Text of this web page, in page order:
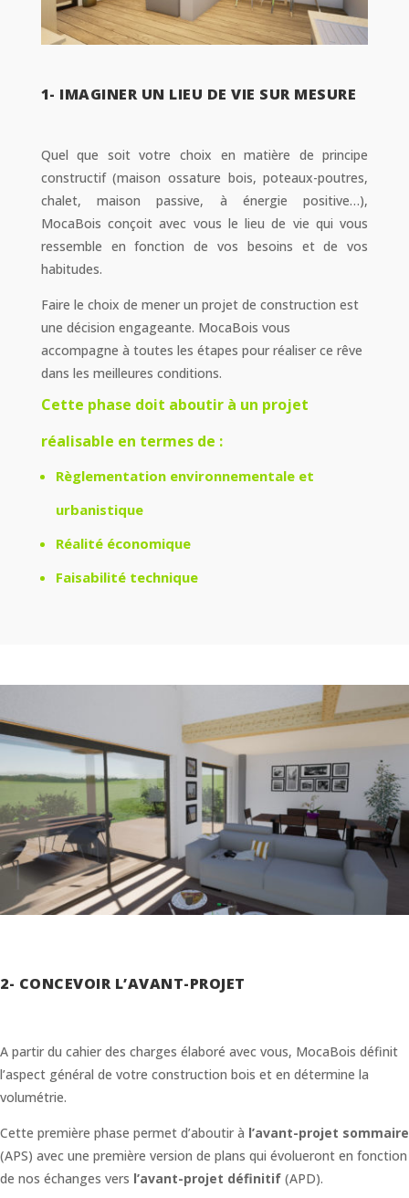
1- IMAGINER UN LIEU DE VIE SUR MESURE
Quel que soit votre choix en matière de principe
constructif (maison ossature bois, poteaux-poutres,
chalet, maison passive, à énergie positive…),
MocaBois conçoit avec vous le lieu de vie qui vous
ressemble en fonction de vos besoins et de vos
habitudes.
Faire le choix de mener un projet de construction est
une décision engageante. MocaBois vous
accompagne à toutes les étapes pour réaliser ce rêve
dans les meilleures conditions.
Cette phase doit aboutir à un projet
réalisable en termes de :
Règlementation environnementale et
urbanistique
Réalité économique
Faisabilité technique
2- CONCEVOIR L’AVANT-PROJET
A partir du cahier des charges élaboré avec vous, MocaBois définit
l’aspect général de votre construction bois et en détermine la
volumétrie.
Cette première phase permet d’aboutir à l’avant-projet sommaire
(APS) avec une première version de plans qui évolueront en fonction
de nos échanges vers l’avant-projet définitif (APD).